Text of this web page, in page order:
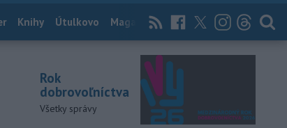
Knihy Útulkovo Magazín News Now Archív
Rok
dobrovoľníctva
Všetky správy